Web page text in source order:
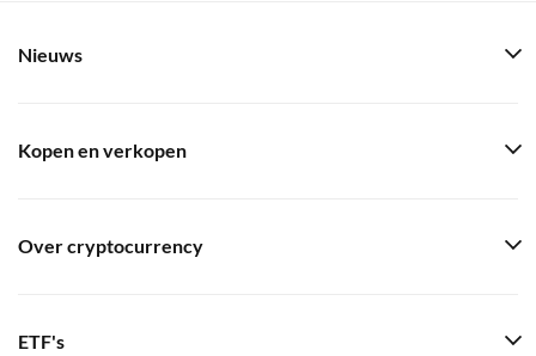
Nieuws
Kopen en verkopen
Over cryptocurrency
ETF's